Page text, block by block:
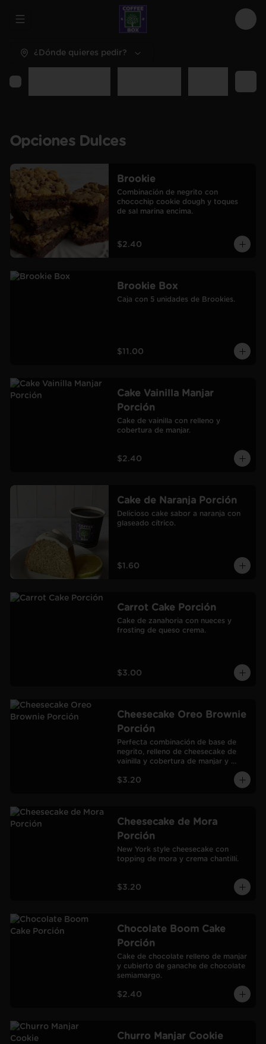
Abrir menu de navegación
¿Dónde quieres pedir?
Opciones Dulces
Brookie
Combinación de negrito con
chocochip cookie dough y toques
de sal marina encima.
$2.40
Brookie Box
Caja con 5 unidades de Brookies.
$11.00
Cake Vainilla Manjar
Porción
Cake de vainilla con relleno y
cobertura de manjar.
$2.40
Cake de Naranja Porción
Delicioso cake sabor a naranja con
glaseado cítrico.
$1.60
Carrot Cake Porción
Cake de zanahoria con nueces y
frosting de queso crema.
$3.00
Cheesecake Oreo Brownie
Porción
Perfecta combinación de base de
negrito, relleno de cheesecake de
vainilla y cobertura de manjar y
$3.20
Cheesecake de Mora
Porción
New York style cheesecake con
topping de mora y crema chantillí.
$3.20
Chocolate Boom Cake
Porción
Cake de chocolate relleno de manjar
y cubierto de ganache de chocolate
semiamargo.
$2.40
Churro Manjar Cookie